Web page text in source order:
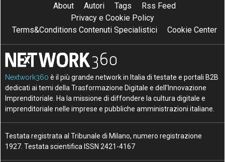
About Autori Tags
Rss Feed
Privacy e Cookie Policy
Terms&Conditions Contenuti Specialistici
Cookie Center
Nextwork360 è il più grande network in Italia di testate e portali B2B
dedicati ai temi della Trasformazione Digitale e dell’Innovazione
Imprenditoriale. Ha la missione di diffondere la cultura digitale e
imprenditoriale nelle imprese e pubbliche amministrazioni italiane.
Testata registrata al Tribunale di Milano, numero registrazione
1927. Testata scientifica ISSN 2421-4167